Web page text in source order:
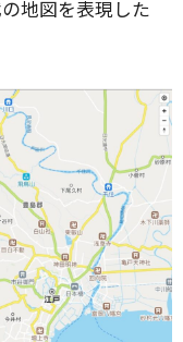
地図を表現した